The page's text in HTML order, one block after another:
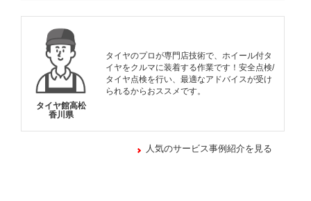
タイヤ館高松
香川県
タイヤのプロが専門店技術で、ホイール付タ
イヤをクルマに装着する作業です！安全点検/
タイヤ点検を行い、最適なアドバイスが受け
られるからおススメです。
人気のサービス事例紹介を見る